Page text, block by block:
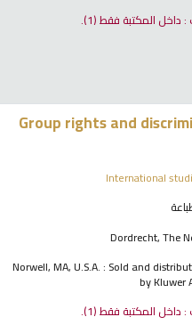
: داخل المكتبة فقط(1).
Group rights and
International
Dordrecht, The
Norwell, MA, U.S.A. : Sold and
by Kluwer
: داخل المكتبة فقط(1).